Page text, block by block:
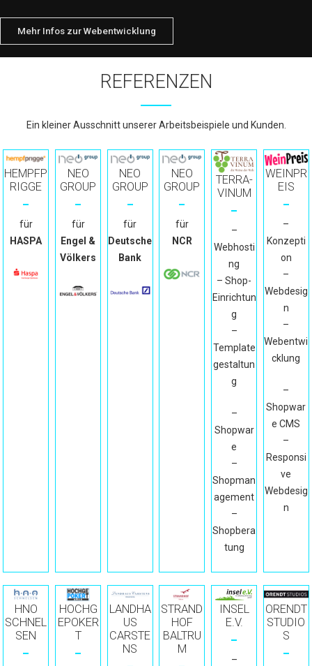
Mehr Infos zur Webentwicklung
REFERENZEN
Ein kleiner Ausschnitt unserer Arbeitsbeispiele und Kunden.
HEMPFP
RIGGE
für
HASPA
NEO
GROUP
für
Engel &
Völkers
NEO
GROUP
für
Deutsche
Bank
NEO
GROUP
für
NCR
TERRA-
VINUM
–
Webhosti
ng
– Shop-
Einrichtun
g
–
Template
gestaltun
g
–
Shopwar
e
–
Shopman
agement
–
Shopbera
tung
WEINPR
EIS
–
Konzepti
on
–
Webdesig
n
–
Webentwi
cklung
–
Shopwar
e CMS
–
Responsi
ve
Webdesig
n
HNO
SCHNEL
SEN
HOCHG
EPOKER
T
LANDHA
US
CARSTE
NS
STRAND
HOF
BALTRU
M
INSEL
E.V.
–
ORENDT
STUDIO
S